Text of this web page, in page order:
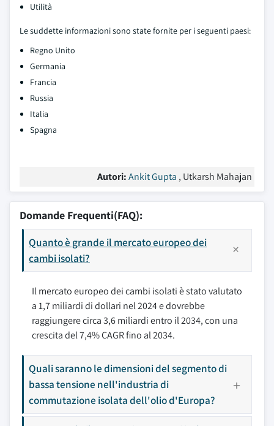
Utilità
Le suddette informazioni sono state fornite per i seguenti paesi:
Regno Unito
Germania
Francia
Russia
Italia
Spagna
Autori:Ankit Gupta , Utkarsh Mahajan
Domande Frequenti(FAQ):
Quanto è grande il mercato europeo dei
cambi isolati?
Il mercato europeo dei cambi isolati è stato valutato
a 1,7 miliardi di dollari nel 2024 e dovrebbe
raggiungere circa 3,6 miliardi entro il 2034, con una
crescita del 7,4% CAGR fino al 2034.
Quali saranno le dimensioni del segmento di
bassa tensione nell'industria di
commutazione isolata dell'olio d'Europa?